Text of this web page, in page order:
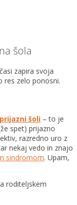
šola
zapira svoja
res zelo ponosni.
šoli – to je
spet) prijazno
razredno uro z
nekaj vedo in znajo
sindromom. Upam,
roditeljskem